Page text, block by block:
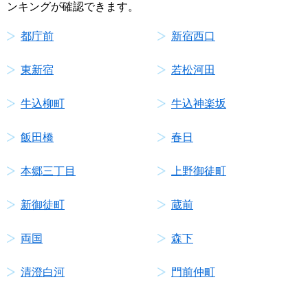
ンキングが確認できます。
都庁前 新宿西口
東新宿 若松河田
牛込柳町 牛込神楽坂
飯田橋 春日
本郷三丁目 上野御徒町
新御徒町 蔵前
両国 森下
清澄白河 門前仲町